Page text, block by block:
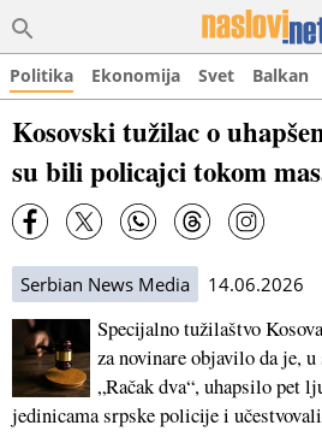
Politika Ekonomija Svet Balkan
Kosovski tužilac o
su bili policajci tokom
Serbian News Media 14.06.2026
Specijalno tužilaštvo
za novinare objavilo da je,
„Račak dva“, uhapsilo pet
jedinicama srpske policije i